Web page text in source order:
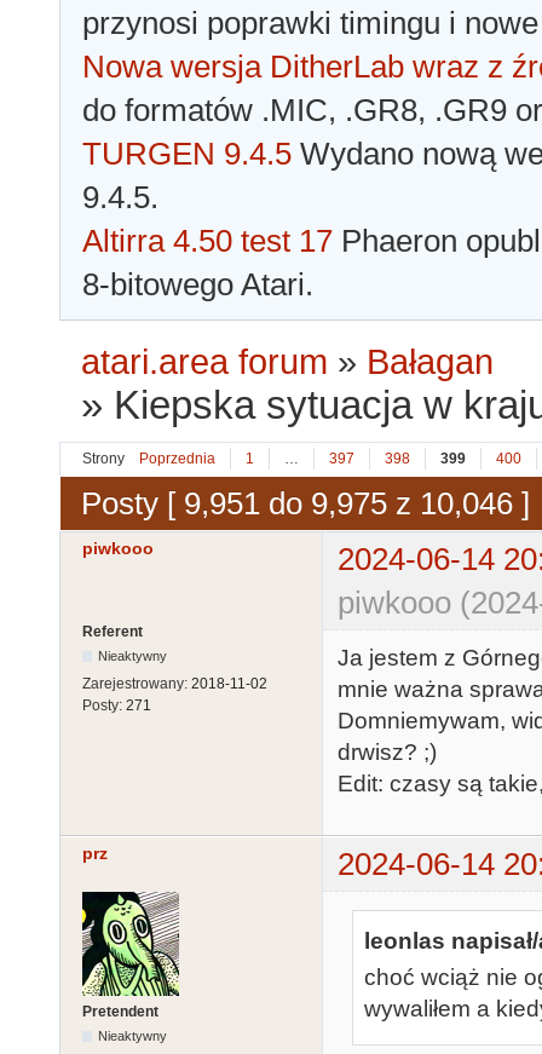
przynosi poprawki timingu i
Nowa wersja DitherLab wraz z
do formatów .MIC, .GR8, .GR9
TURGEN 9.4.5 Wydano nową
9.4.5.
Altirra 4.50 test 17 Phaeron
8-bitowego Atari.
atari.area forum » Bałagan
» Kiepska sytuacja w
Strony Poprzednia 1 … 397 398 399 400
Posty [ 9,951 do 9,975 z 10,046 ]
piwkooo
2024-06-14
piwkooo
Referent
Nieaktywny
Zarejestrowany: 2018-11-02
Posty: 271
Ja jestem z
mnie ważna
Domniemywam,
drwisz? ;)
Edit: czasy są
prz 2024-06-14
Pretendent
Nieaktywny
leonlas
choć wciąż nie
wywaliłem a